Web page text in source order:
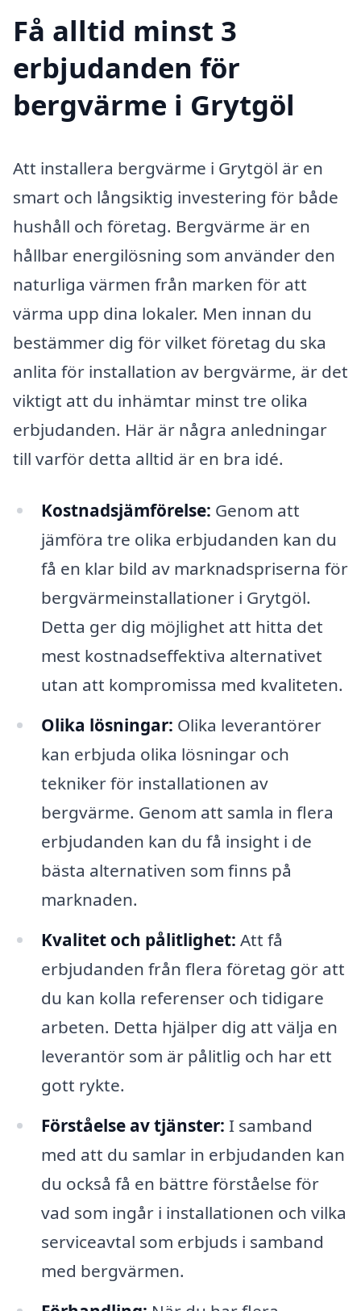
Få alltid minst 3
erbjudanden för
bergvärme i Grytgöl
Att installera bergvärme i Grytgöl är en
smart och långsiktig investering för både
hushåll och företag. Bergvärme är en
hållbar energilösning som använder den
naturliga värmen från marken för att
värma upp dina lokaler. Men innan du
bestämmer dig för vilket företag du ska
anlita för installation av bergvärme, är det
viktigt att du inhämtar minst tre olika
erbjudanden. Här är några anledningar
till varför detta alltid är en bra idé.
Kostnadsjämförelse: Genom att
jämföra tre olika erbjudanden kan du
få en klar bild av marknadspriserna för
bergvärmeinstallationer i Grytgöl.
Detta ger dig möjlighet att hitta det
mest kostnadseffektiva alternativet
utan att kompromissa med kvaliteten.
Olika lösningar: Olika leverantörer
kan erbjuda olika lösningar och
tekniker för installationen av
bergvärme. Genom att samla in flera
erbjudanden kan du få insight i de
bästa alternativen som finns på
marknaden.
Kvalitet och pålitlighet: Att få
erbjudanden från flera företag gör att
du kan kolla referenser och tidigare
arbeten. Detta hjälper dig att välja en
leverantör som är pålitlig och har ett
gott rykte.
Förståelse av tjänster: I samband
med att du samlar in erbjudanden kan
du också få en bättre förståelse för
vad som ingår i installationen och vilka
serviceavtal som erbjuds i samband
med bergvärmen.